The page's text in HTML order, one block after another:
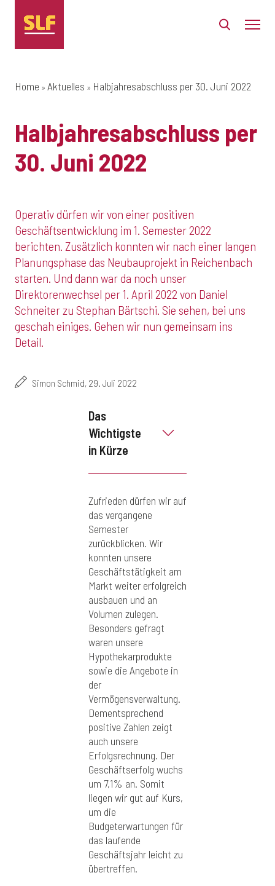
Home Aktuelles Halbjahresabschluss per 30. Juni 2022
Halbjahresabschluss per
30. Juni 2022
Operativ dürfen wir von einer positiven
Geschäftsentwicklung im 1. Semester 2022
berichten. Zusätzlich konnten wir nach einer langen
Planungsphase das Neubauprojekt in Reichenbach
starten. Und dann war da noch unser
Direktorenwechsel per 1. April 2022 von Daniel
Schneiter zu Stephan Bärtschi. Sie sehen, bei uns
geschah einiges. Gehen wir nun gemeinsam ins
Detail.
Simon Schmid, 29. Juli 2022
Das
Wichtigste
in Kürze
Zufrieden dürfen wir auf
das vergangene
Semester
zurückblicken. Wir
konnten unsere
Geschäftstätigkeit am
Markt weiter erfolgreich
ausbauen und an
Volumen zulegen.
Besonders gefragt
waren unsere
Hypothekarprodukte
sowie die Angebote in
der
Vermögensverwaltung.
Dementsprechend
positive Zahlen zeigt
auch unsere
Erfolgsrechnung. Der
Geschäftserfolg wuchs
um 7,1% an. Somit
liegen wir gut auf Kurs,
um die
Budgeterwartungen für
das laufende
Geschäftsjahr leicht zu
übertreffen.